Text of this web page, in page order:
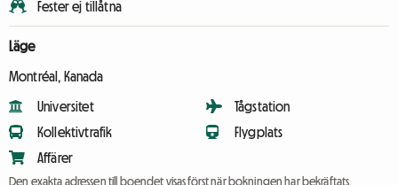
Fester ej tillåtna
Läge
Montréal, Kanada
Universitet
Kollektivtrafik
Affärer
Tågstation
Flygplats
Den exakta adressen till boendet visas först när bokningen har bekräftats.